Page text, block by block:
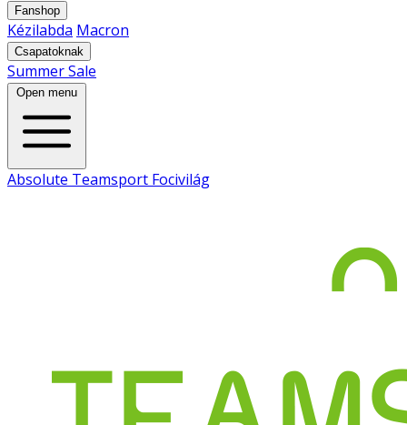
Fanshop
Kézilabda Macron
Csapatoknak
Summer Sale
Open menu
Absolute Teamsport Focivilág